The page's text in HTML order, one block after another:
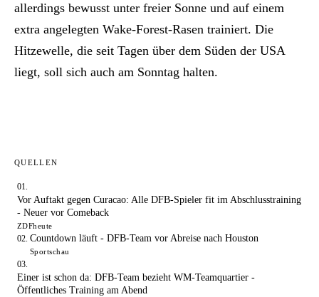
allerdings bewusst unter freier Sonne und auf einem
extra angelegten Wake-Forest-Rasen trainiert. Die
Hitzewelle, die seit Tagen über dem Süden der USA
liegt, soll sich auch am Sonntag halten.
QUELLEN
Vor Auftakt gegen Curacao: Alle DFB-Spieler fit im Abschlusstraining
- Neuer vor Comeback
ZDFheute
Countdown läuft - DFB-Team vor Abreise nach Houston
Sportschau
Einer ist schon da: DFB-Team bezieht WM-Teamquartier -
Öffentliches Training am Abend